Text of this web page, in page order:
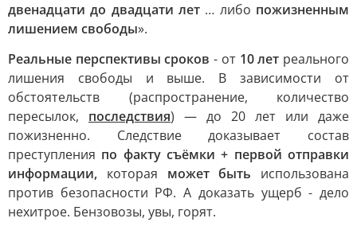
двенадцати до двадцати лет … либо пожизненным
лишением свободы».
Реальные перспективы сроков - от 10 лет реального
лишения свободы и выше. В зависимости от
обстоятельств (распространение, количество
пересылок, последствия) — до 20 лет или даже
пожизненно. Следствие доказывает состав
преступления по факту съёмки + первой отправки
информации, которая может быть использована
против безопасности РФ. А доказать ущерб - дело
нехитрое. Бензовозы, увы, горят.